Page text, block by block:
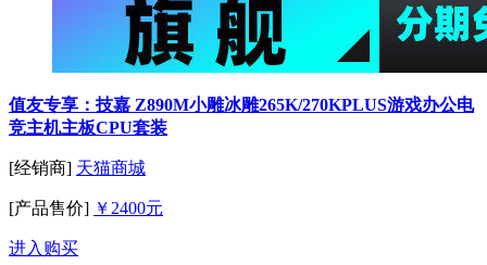
值友专享：技嘉 Z890M小雕冰雕265K/270KPLUS游戏办公电
竞主机主板CPU套装
[经销商] 天猫商城
[产品售价] ￥2400元
进入购买